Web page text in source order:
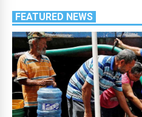
FEATURED NEWS